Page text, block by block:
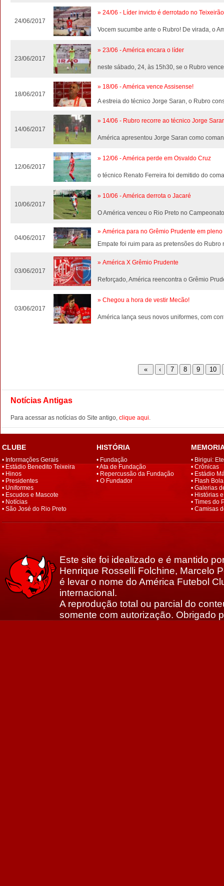
24/06/2017
» 24/06 - Líder invicto é derrotado no
Vocem sucumbe ante o Rubro! De virada, o
23/06/2017
» 23/06 - América encara o líder
neste sábado, 24, às 15h30, se o Rubro
18/06/2017
» 18/06 - América vence Assisense!
A estreia do técnico Jorge Saran, o Rubro
14/06/2017
» 14/06 - Rubro recorre ao técnico Jorge
América apresentou Jorge Saran como
12/06/2017
» 12/06 - América perde em Osvaldo Cruz
o técnico Renato Ferreira foi demitido do
10/06/2017
» 10/06 - América derrota o Jacaré
O América venceu o Rio Preto no
04/06/2017
» América para no Grêmio Prudente em pleno
Empate foi ruim para as pretensões do
03/06/2017
» América X Grêmio Prudente
Reforçado, América reencontra o Grêmio
03/06/2017
» Chegou a hora de vestir Mecão!
América lança seus novos uniformes, com
Notícias Antigas
Para acessar as notícias do Site antigo, clique aqui.
CLUBE
• Informações Gerais
• Estádio Benedito Teixeira
•Hinos
•Presidentes
•Uniformes
•Escudos e Mascote
• Notícias
• São José do Rio Preto
HISTÓRIA
• Fundação
•Ata de Fundação
•Repercussão da Fundação
•O Fundador
• Birigui:
• Crônicas
•Estádio
•Flash Bola
•Galerias
•Histórias
• Times do
• Camisas
Este site foi idealizado e é mantido
Henrique Rosselli Folchine, Marcelo
é levar o nome do América Futebol
internacional.
A reprodução total ou parcial do
somente com autorização. Obrigado